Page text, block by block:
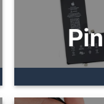
Pin